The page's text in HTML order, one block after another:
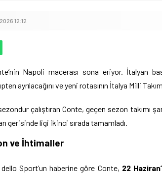
12:12
Napoli macerası sona eriyor. İtalyan
ayrılacağını ve yeni rotasının İtalya Milli
çalıştıran Conte, geçen sezon takımı
gerisinde ligi ikinci sırada tamamladı.
ve İhtimaller
Sport’un haberine göre Conte, 22